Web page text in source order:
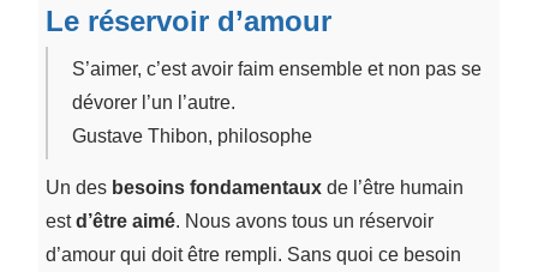
Le réservoir d’amour
S’aimer, c’est avoir faim ensemble et non pas se
dévorer l’un l’autre.
Gustave Thibon, philosophe
Un des besoins fondamentauxde l’être humain
estd’être aimé. Nous avons tous un réservoir
d’amour qui doit être rempli. Sans quoi ce besoin